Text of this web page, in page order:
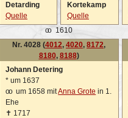
Detarding
Quelle
Kortekamp
Quelle
oo
1610
Nr. 4028 (4012, 4020, 8172,
8180, 8188)
Johann Detering
* um 1637
oo um 1658 mitAnna Grote in 1.
Ehe
✝ 1717